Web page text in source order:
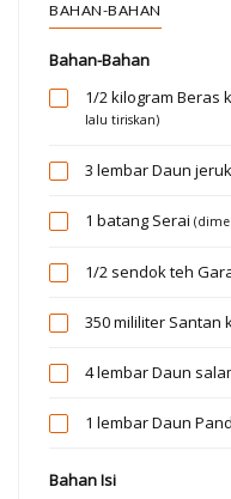
BAHAN-BAHAN
Bahan-Bahan
1/2 kilogram Beras
lalu tiriskan)
3 lembarDaun jeruk
1 batang Serai
1/2 sendok teh
350 mililiter Santan
4 lembarDaun
1 lembarDaun
Bahan Isi